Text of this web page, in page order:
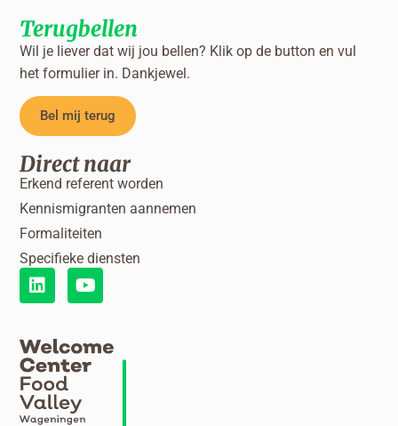
Terugbellen
Wil je liever dat wij jou bellen? Klik op de button en vul
het formulier in. Dankjewel.
Bel mij terug
Direct naar
Erkend referent worden
Kennismigranten aannemen
Formaliteiten
Specifieke diensten